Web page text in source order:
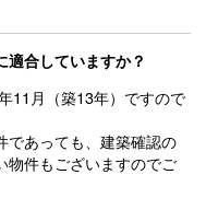
適合していますか？
11月（築13年）ですので
であっても、建築確認の
物件もございますのでご